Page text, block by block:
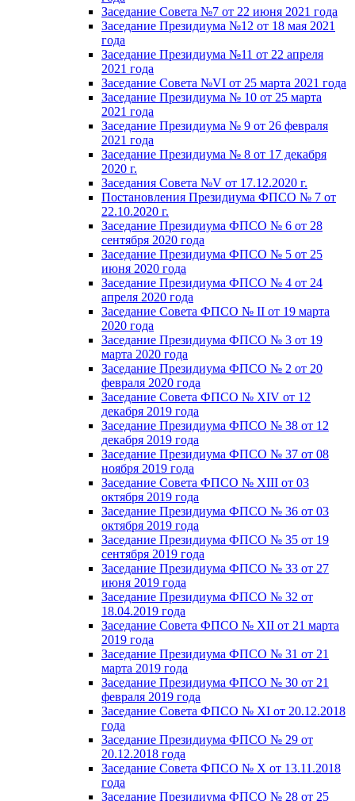
Заседание Совета №7 от 22 июня 2021 года
Заседание Президиума №12 от 18 мая 2021
года
Заседание Президиума №11 от 22 апреля
2021 года
Заседание Совета №VI от 25 марта 2021 года
Заседание Президиума № 10 от 25 марта
2021 года
Заседание Президиума № 9 от 26 февраля
2021 года
Заседание Президиума № 8 от 17 декабря
2020 г.
Заседания Совета №V от 17.12.2020 г.
Постановления Президиума ФПСО № 7 от
22.10.2020 г.
Заседание Президиума ФПСО № 6 от 28
сентября 2020 года
Заседание Президиума ФПСО № 5 от 25
июня 2020 года
Заседание Президиума ФПСО № 4 от 24
апреля 2020 года
Заседание Совета ФПСО № II от 19 марта
2020 года
Заседание Президиума ФПСО № 3 от 19
марта 2020 года
Заседание Президиума ФПСО № 2 от 20
февраля 2020 года
Заседание Совета ФПСО № XIV от 12
декабря 2019 года
Заседание Президиума ФПСО № 38 от 12
декабря 2019 года
Заседание Президиума ФПСО № 37 от 08
ноября 2019 года
Заседание Совета ФПСО № XIII от 03
октября 2019 года
Заседание Президиума ФПСО № 36 от 03
октября 2019 года
Заседание Президиума ФПСО № 35 от 19
сентября 2019 года
Заседание Президиума ФПСО № 33 от 27
июня 2019 года
Заседание Президиума ФПСО № 32 от
18.04.2019 года
Заседание Совета ФПСО № XII от 21 марта
2019 года
Заседание Президиума ФПСО № 31 от 21
марта 2019 года
Заседание Президиума ФПСО № 30 от 21
февраля 2019 года
Заседание Совета ФПСО № XI от 20.12.2018
года
Заседание Президиума ФПСО № 29 от
20.12.2018 года
Заседание Совета ФПСО № X от 13.11.2018
года
Заседание Президиума ФПСО № 28 от 25